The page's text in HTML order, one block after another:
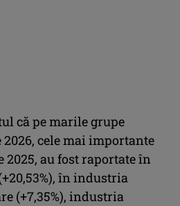
că pe marile grupe
cele mai importante
au fost raportate în
în industria
(+7,35%), industria